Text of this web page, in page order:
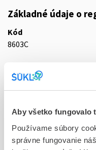
Aby všetko fungovalo
Používame súbory
správne fungovanie
Základné údaje o
Kód
8603C
69/0231/18-S
aer nau 1x17 g/120
D - Registrácia bez